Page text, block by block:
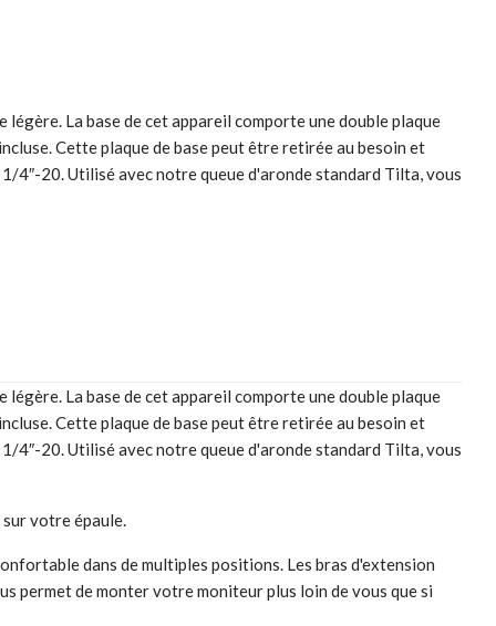
La base de cet appareil comporte une double plaque
Cette plaque de base peut être retirée au besoin et
4″-20. Utilisé avec notre queue d'aronde standard Tilta, vous
La base de cet appareil comporte une double plaque
Cette plaque de base peut être retirée au besoin et
4″-20. Utilisé avec notre queue d'aronde standard Tilta, vous
votre épaule.
dans de multiples positions. Les bras d'extension
permet de monter votre moniteur plus loin de vous que si